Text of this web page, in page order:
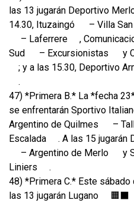
las 13 jugarán Deportivo
14.30, Ituzaingó
– Villa
– Laferrere
,
Sud
– Excursionistas y
; y a las 15.30, Deportivo
.
47) *Primera B.* La *fecha
se enfrentarán Sportivo
Argentino de Quilmes
–
Escalada
. A las 15 jugarán
– Argentino de Merlo
y
Liniers
.
48) *Primera C.* Este
las 13 jugarán Lugano
🟧‍⬛️